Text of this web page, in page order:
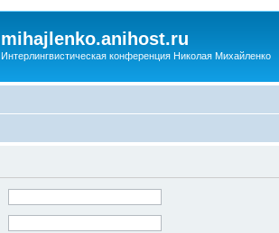
mihajlenko.anihost.ru
Интерлингвистическая конференция Николая Михайленко